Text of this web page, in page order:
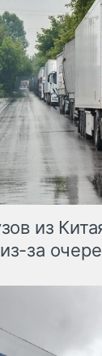
из
за